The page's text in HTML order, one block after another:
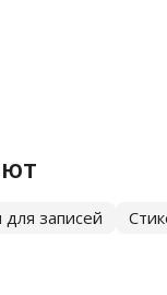
для записей